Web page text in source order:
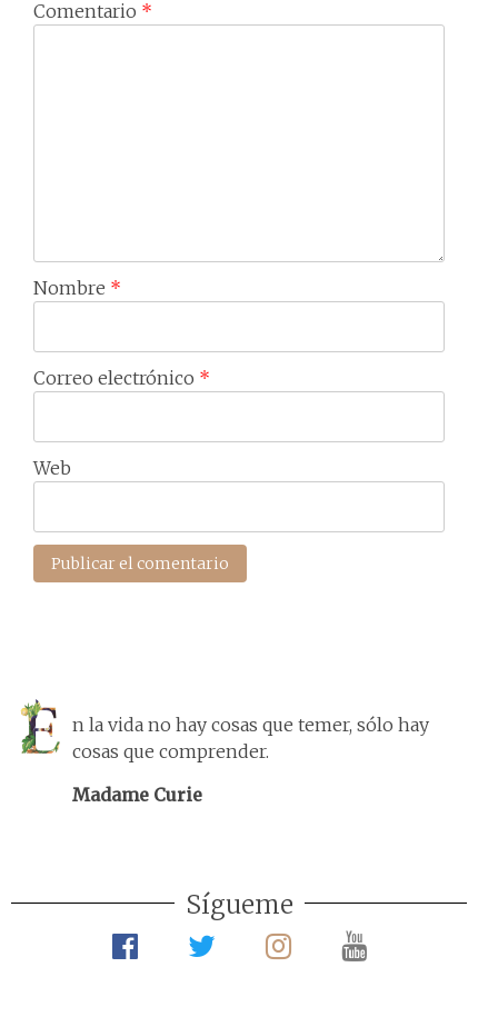
Comentario *
Nombre *
Correo electrónico *
Web
n la vida no hay cosas que temer, sólo hay
cosas que comprender.
Madame Curie
Sígueme